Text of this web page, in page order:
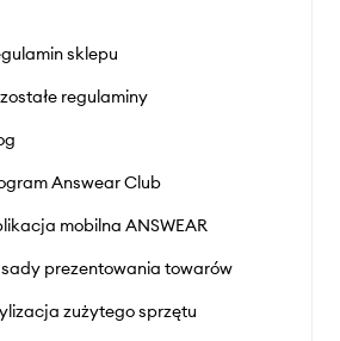
sklepu
regulaminy
Answear Club
mobilna ANSWEAR
prezentowania towarów
zużytego sprzętu